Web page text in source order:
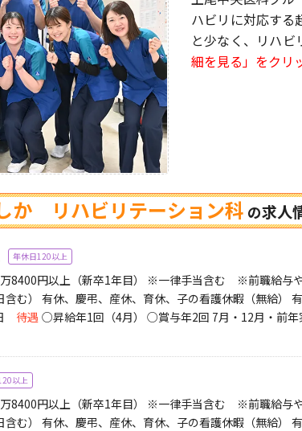
ハビリに対応する
と少なく、リハ
細を見る」をクリ
か リハビリテーション科 の求人
年休日120以上
8400円以上（新卒1年目） ※一律手当含む ※前職給与
含む） 有休、慶弔、産休、育休、子の看護休暇（無給）
待遇 ○昇給年1回（4月） ○賞与年2回 7月・12月・前
以上
8400円以上（新卒1年目） ※一律手当含む ※前職給与
含む） 有休、慶弔、産休、育休、子の看護休暇（無給）